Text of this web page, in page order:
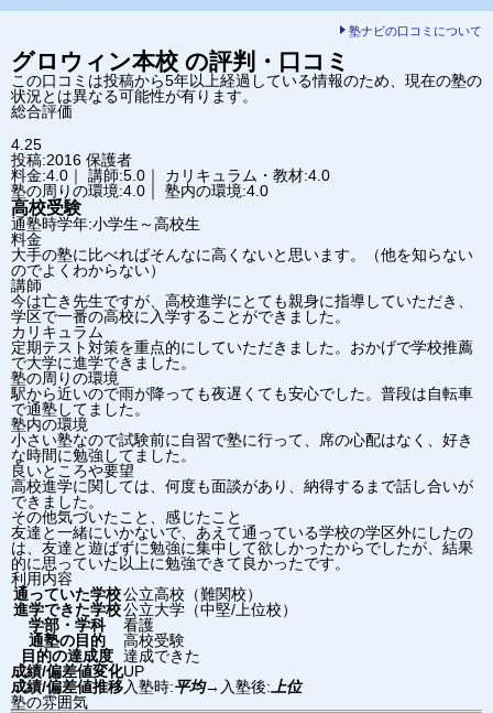
塾ナビの口コミについて
グロウィン本校 の評判・口コミ
この口コミは投稿から5年以上経過している情報のため、現在の塾の
状況とは異なる可能性が有ります。
総合評価
4.25
投稿:2016 保護者
料金:4.0｜ 講師:5.0｜ カリキュラム・教材:4.0
塾の周りの環境:4.0｜ 塾内の環境:4.0
高校受験
通塾時学年:小学生～高校生
料金
大手の塾に比べればそんなに高くないと思います。（他を知らない
のでよくわからない）
講師
今は亡き先生ですが、高校進学にとても親身に指導していただき、
学区で一番の高校に入学することができました。
カリキュラム
定期テスト対策を重点的にしていただきました。おかげで学校推薦
で大学に進学できました。
塾の周りの環境
駅から近いので雨が降っても夜遅くても安心でした。普段は自転車
で通塾してました。
塾内の環境
小さい塾なので試験前に自習で塾に行って、席の心配はなく、好き
な時間に勉強してました。
良いところや要望
高校進学に関しては、何度も面談があり、納得するまで話し合いが
できました。
その他気づいたこと、感じたこと
友達と一緒にいかないで、あえて通っている学校の学区外にしたの
は、友達と遊ばずに勉強に集中して欲しかったからでしたが、結果
的に思っていた以上に勉強できて良かったです。
利用内容
通っていた学校公立高校（難関校）
進学できた学校公立大学（中堅/上位校）
学部・学科
看護
通塾の目的
高校受験
目的の達成度 達成できた
成績/偏差値変化UP
成績/偏差値推移入塾時:平均→ 入塾後:上位
塾の雰囲気